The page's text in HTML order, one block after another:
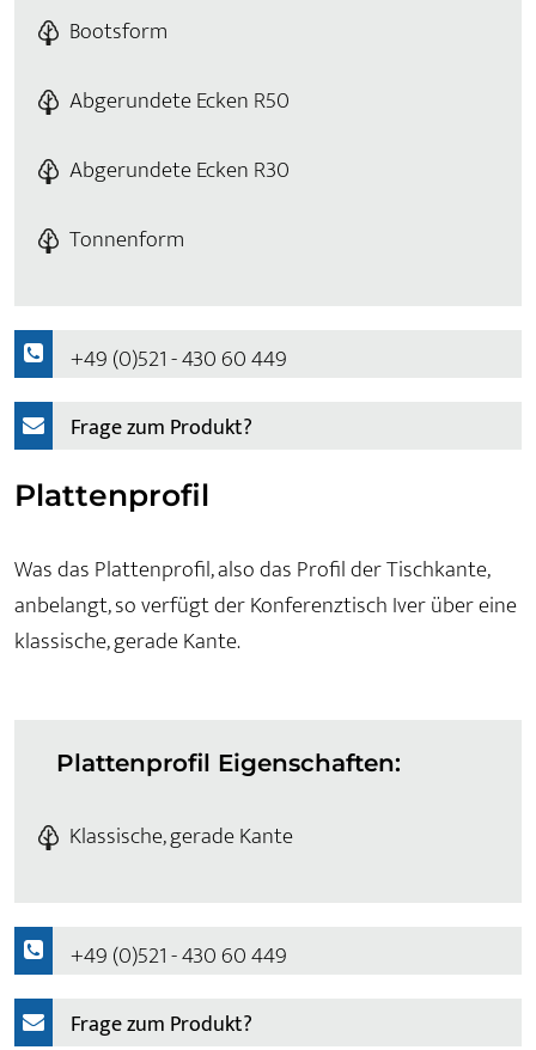
Bootsform
Abgerundete Ecken R50
Abgerundete Ecken R30
Tonnenform
+49 (0)521 - 430 60 449
Frage zum Produkt?
Plattenprofil
Was das Plattenprofil, also das Profil der Tischkante,
anbelangt, so verfügt der Konferenztisch Iver über eine
klassische, gerade Kante.
Plattenprofil Eigenschaften:
Klassische, gerade Kante
+49 (0)521 - 430 60 449
Frage zum Produkt?